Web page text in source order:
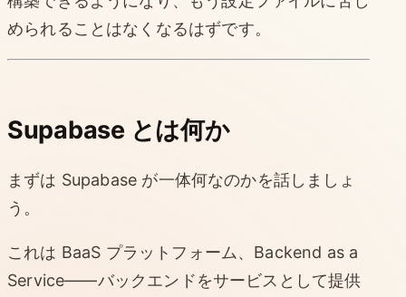
められることはなくなるはずです。
Supabase とは何か
まずは Supabase が一体何なのかを話しましょ
う。
これは BaaS プラットフォーム、Backend as a
Service——バックエンドをサービスとして提供